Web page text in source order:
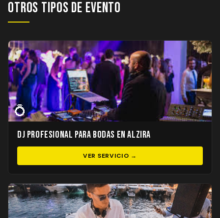
Otros Tipos de Evento
💍
DJ Profesional para Bodas en Alzira
VER SERVICIO →